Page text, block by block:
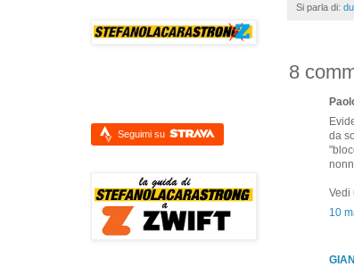
Si parla di:
8
da
Vedi
10
Seguimi su